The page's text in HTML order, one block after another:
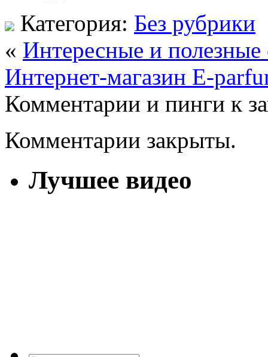
Категория: Без рубрики
« Интересные и полезные
Интернет-магазин E-
Комментарии и пинги к
Комментарии закрыты.
Лучшее видео